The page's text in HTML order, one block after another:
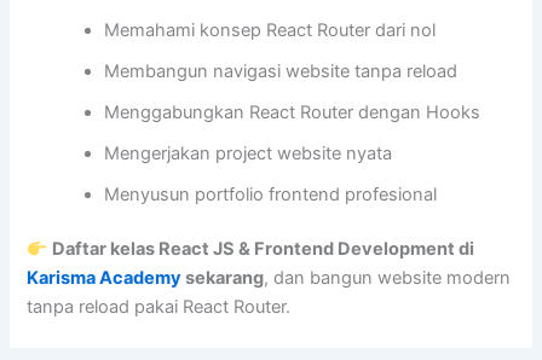
Memahami konsep React Router dari nol
Membangun navigasi website tanpa reload
Menggabungkan React Router dengan Hooks
Mengerjakan project website nyata
Menyusun portfolio frontend profesional
Daftar kelas React JS & Frontend Development di
Karisma Academysekarang, dan bangun website modern
tanpa reload pakai React Router.